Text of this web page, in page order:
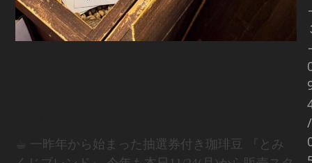
☕︎ 一昨年から始まった抽選券付き珈琲豆 『とみ
/